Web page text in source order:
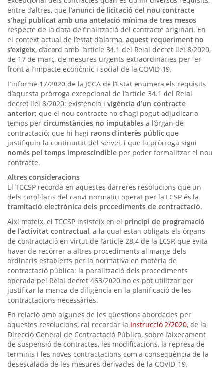
entre d’altres, que l’anunci de licitació del nou contracte
s’hagi publicat amb una antelació mínima de tres mesos
respecte de la data de finalització del contracte originari. En
el context actual de l’estat d’alarma, aquest requeriment no
s’exigeix, d’acord amb l’article 34.1 del Reial decret llei 8/2020,
de 17 de març, de mesures urgents extraordinàries per fer
front a l’impacte econòmic i social de la COVID-19.
L’informe 17/2020 de la JCCA de l’Estat enumera els requisits
d’aquesta pròrroga excepcional de l’article 34.1 del Reial
decret llei 8/2020: existència i vigència d’un contracte
anterior; que el nou contracte no s’hagi pogut adjudicar a
temps per circumstàncies no imputables a l’òrgan de
contractació; que hi hagi raons d’interès públic que
justifiquin la continuïtat del servei, i que la pròrroga sigui
només pel temps imprescindible per poder formalitzar el nou
contracte.
Altres consideracions
El TCCSP recorda en aquestes darreres resolucions que un
dels corol·laris del canvi normatiu operat per la LCSP és la
tramitació electrònica dels procediments de contractació.
Així mateix, el TCCSP insisteix en el principi de programació
de l’activitat contractual, a la qual estan obligats els òrgans
de contractació en virtut de l’article 28.4 de la LCSP, que evita
haver de recórrer a altres procediments al marge dels
ordinaris establerts per la normativa en matèria de
contractació pública: la paralització dels procediments
operada pel Reial decret 463/2020 no es pot utilitzar per
justificar la manca de diligència en la planificació de les
contractacions necessàries.
En relació amb algunes de les qüestions abordades per
aquestes resolucions, cal recordar la Instrucció 2/2020, de la
Direcció General de Contractació Pública, sobre l’aixecament
de suspensió de contractes, les modificacions, la represa de
terminis i les noves contractacions com a conseqüència de la
desescalada de les mesures derivades de la COVID-19.